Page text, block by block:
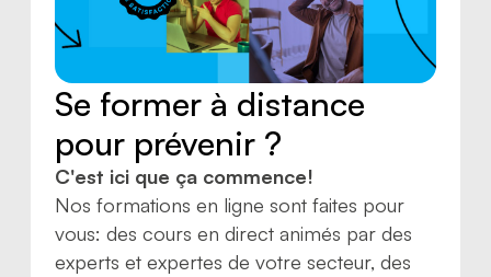
Se former à distance
pour prévenir ?
C'est ici que ça commence!
Nos formations en ligne sont faites pour
vous: des cours en direct animés par des
experts et expertes de votre secteur, des